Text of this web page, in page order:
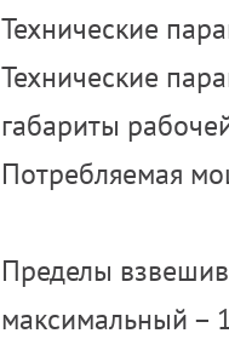
Технические
Технические
габариты
Потребляемая
Пределы
максимальный –